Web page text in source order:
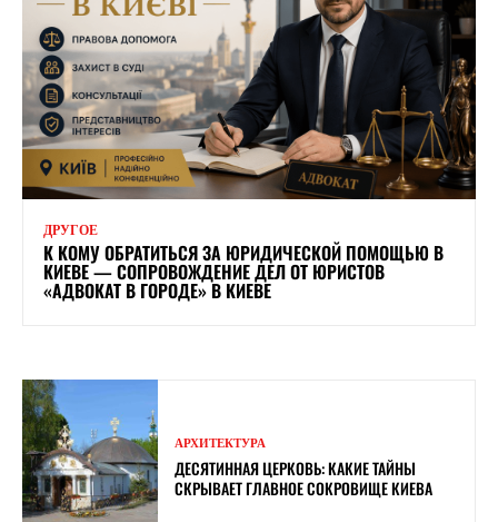
ДРУГОЕ
К КОМУ ОБРАТИТЬСЯ ЗА ЮРИДИЧЕСКОЙ ПОМОЩЬЮ В
КИЕВЕ — СОПРОВОЖДЕНИЕ ДЕЛ ОТ ЮРИСТОВ
«АДВОКАТ В ГОРОДЕ» В КИЕВЕ
АРХИТЕКТУРА
ДЕСЯТИННАЯ ЦЕРКОВЬ: КАКИЕ ТАЙНЫ
СКРЫВАЕТ ГЛАВНОЕ СОКРОВИЩЕ КИЕВА